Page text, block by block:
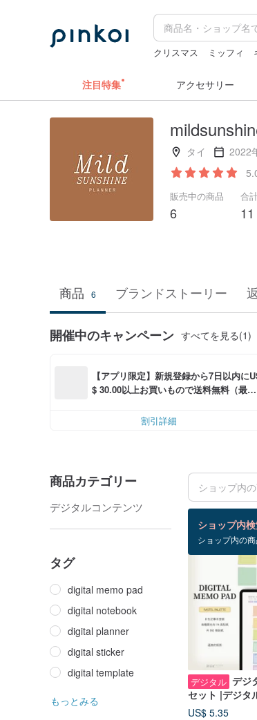
クリスマス ミッフィ
注目特集 アクセサリー
タイ
2022
販売中の商品
6
合
11
商品 6 ブランドストーリー
開催中のキャンペーン すべてを見る(1)
【アプリ限定】新規登録から7日以内に
$ 30.00以上お買いもので送料無料（最大U
割引詳細
商品カテゴリー
デジタルコンテンツ
タグ
digital memo pad
digital notebook
digital planner
digital sticker
digital template
もっとみる
ショップ内
ショップ内の
検索結果：6 件
デジタル デジ
セット |デジタ
パステルパレッ
US$ 5.35